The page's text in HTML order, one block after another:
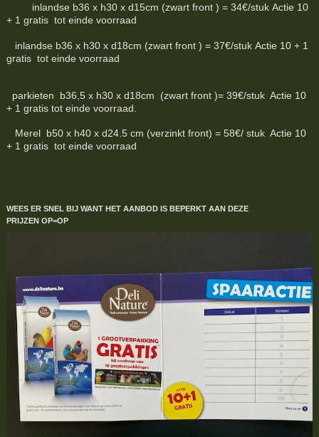
inlandse b36 x h30 x d15cm (zwart front ) = 34€/stuk Actie 10
+ 1 gratis tot einde voorraad
inlandse b36 x h30 x d18cm (zwart front ) = 37€/stuk Actie 10 + 1
gratis tot einde voorraad
parkieten b36,5 x h30 x d18cm (zwart front )= 39€/stuk Actie 10
+ 1 gratis tot einde voorraad.
Merel b50 x h40 x d24.5 cm (verzinkt front) = 58€/ stuk Actie 10
+ 1 gratis tot einde voorraad
WEES ER SNEL BIJ WANT HET AANBOD IS BEPERKTAAN DEZE
PRIJZENOP=OP